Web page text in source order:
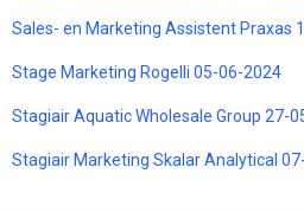
Sales- en Marketing Assistent Praxas
Stage Marketing Rogelli 05-06-2024
Stagiair Aquatic Wholesale Group 27-
Stagiair Marketing Skalar Analytical